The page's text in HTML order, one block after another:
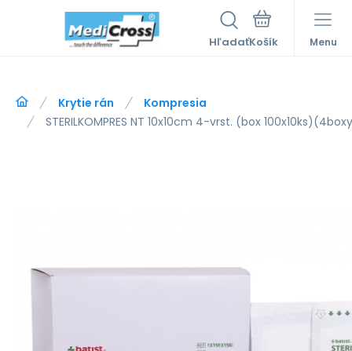
Hľadať Menu
Krytie rán
Kompresia
STERILKOMPRES NT 10x10cm 4-vrst. (box